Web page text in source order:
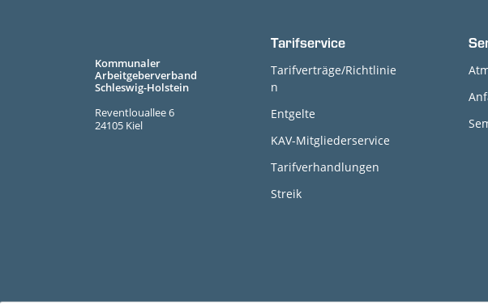
Kommunaler
Arbeitgeberverband
Schleswig-Holstein
Reventlouallee 6
24105 Kiel
Tarifservice
Tarifverträge/Richtlinie
n
Entgelte
KAV-Mitgliederservice
Tarifverhandlungen
Streik